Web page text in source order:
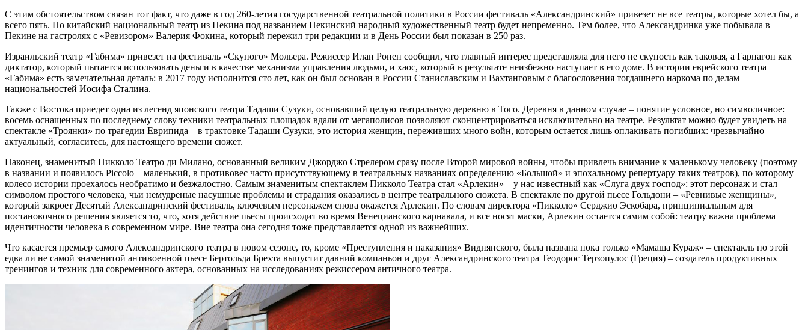
С этим обстоятельством связан тот факт, что даже в год 260-летия государственной театральной политики в России фестиваль «Александринский» привезет не все театры, которые хотел бы, а
всего пять. Но китайский национальный театр из Пекина под названием Пекинский народный художественный театр будет непременно. Тем более, что Александринка уже побывала в
Пекине на гастролях с «Ревизором» Валерия Фокина, который пережил три редакции и в День России был показан в 250 раз.
Израильский театр «Габима» привезет на фестиваль «Скупого» Мольера. Режиссер Илан Ронен сообщил, что главный интерес представляла для него не скупость как таковая, а Гарпагон как
диктатор, который пытается использовать деньги в качестве механизма управления людьми, и хаос, который в результате неизбежно наступает в его доме. В истории еврейского театра
«Габима» есть замечательная деталь: в 2017 году исполнится сто лет, как он был основан в России Станиславским и Вахтанговым с благословения тогдашнего наркома по делам
национальностей Иосифа Сталина.
Также с Востока приедет одна из легенд японского театра Тадаши Сузуки, основавший целую театральную деревню в Того. Деревня в данном случае – понятие условное, но символичное:
восемь оснащенных по последнему слову техники театральных площадок вдали от мегаполисов позволяют сконцентрироваться исключительно на театре. Результат можно будет увидеть на
спектакле «Троянки» по трагедии Еврипида – в трактовке Тадаши Сузуки, это история женщин, переживших много войн, которым остается лишь оплакивать погибших: чрезвычайно
актуальный, согласитесь, для настоящего времени сюжет.
Наконец, знаменитый Пикколо Театро ди Милано, основанный великим Джорджо Стрелером сразу после Второй мировой войны, чтобы привлечь внимание к маленькому человеку (поэтому
в названии и появилось Piccolo – маленький, в противовес часто присутствующему в театральных названиях определению «Большой» и эпохальному репертуару таких театров), по которому
колесо истории проехалось необратимо и безжалостно. Самым знаменитым спектаклем Пикколо Театра стал «Арлекин» – у нас известный как «Слуга двух господ»: этот персонаж и стал
символом простого человека, чьи немудреные насущные проблемы и страдания оказались в центре театрального сюжета. В спектакле по другой пьесе Гольдони – «Ревнивые женщины»,
который закроет Десятый Александринский фестиваль, ключевым персонажем снова окажется Арлекин. По словам директора «Пикколо» Серджио Эскобара, принципиальным для
постановочного решения является то, что, хотя действие пьесы происходит во время Венецианского карнавала, и все носят маски, Арлекин остается самим собой: театру важна проблема
идентичности человека в современном мире. Вне театра она сегодня тоже представляется одной из важнейших.
Что касается премьер самого Александринского театра в новом сезоне, то, кроме «Преступления и наказания» Виднянского, была названа пока только «Мамаша Кураж» – спектакль по этой
едва ли не самой знаменитой антивоенной пьесе Бертольда Брехта выпустит давний компаньон и друг Александринского театра Теодорос Терзопулос (Греция) – создатель продуктивных
тренингов и техник для современного актера, основанных на исследованиях режиссером античного театра.